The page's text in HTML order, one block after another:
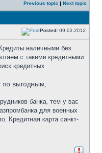
Previous topic | Next topic
Posted: 09.03.2012
наличными без
с такими кредитными
кредитных
по выгодным,
банка, тем у вас
для военных
Кредитная карта санкт-